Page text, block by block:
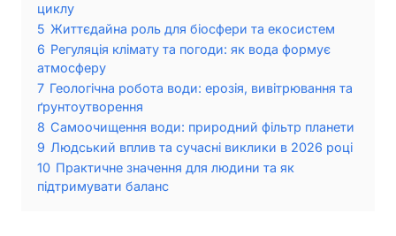
циклу
5 Життєдайна роль для біосфери та екосистем
6 Регуляція клімату та погоди: як вода формує
атмосферу
7 Геологічна робота води: ерозія, вивітрювання та
ґрунтоутворення
8 Самоочищення води: природний фільтр планети
9 Людський вплив та сучасні виклики в 2026 році
10 Практичне значення для людини та як
підтримувати баланс